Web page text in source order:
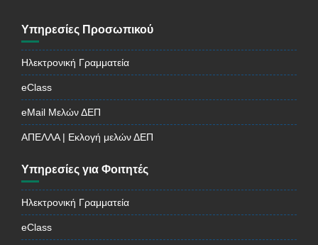
Υπηρεσίες Προσωπικού
Ηλεκτρονική Γραμματεία
eClass
eMail Μελών ΔΕΠ
ΑΠΕΛΛΑ | Εκλογή μελών ΔΕΠ
Υπηρεσίες για Φοιτητές
Ηλεκτρονική Γραμματεία
eClass